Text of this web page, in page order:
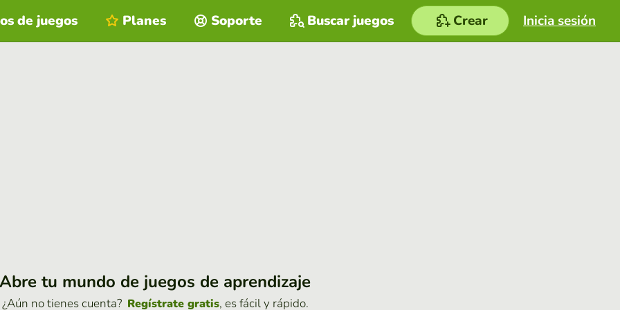
Inicia sesión
de juegos Planes Soporte Buscar juegos Crear
Abre tu mundo de juegos de aprendizaje
¿Aún no tienes cuenta? Regístrate gratis, es fácil y rápido.